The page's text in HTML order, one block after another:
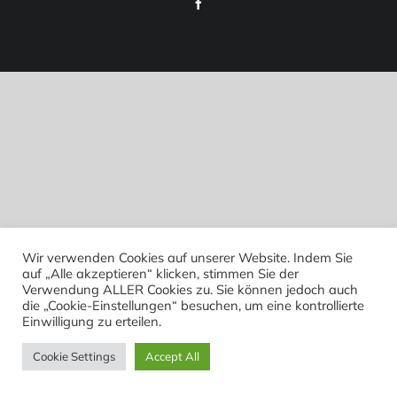
Wir verwenden Cookies auf unserer Website. Indem Sie
auf „Alle akzeptieren“ klicken, stimmen Sie der
Verwendung ALLER Cookies zu. Sie können jedoch auch
die „Cookie-Einstellungen“ besuchen, um eine kontrollierte
Einwilligung zu erteilen.
Cookie Settings Accept All